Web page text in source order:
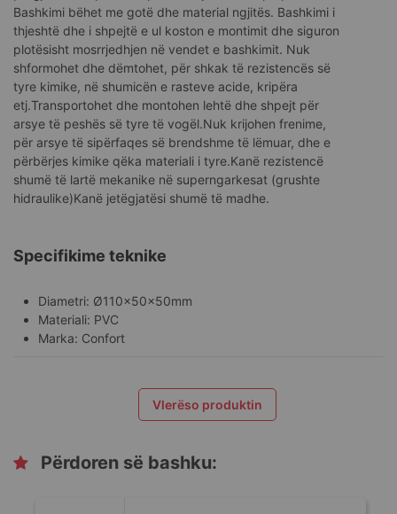
Bashkimi bëhet me gotë dhe material ngjitës. Bashkimi i
thjeshtë dhe i shpejtë e ul koston e montimit dhe siguron
plotësisht mosrrjedhjen në vendet e bashkimit. Nuk
shformohet dhe dëmtohet, për shkak të rezistencës së
tyre kimike, në shumicën e rasteve acide, kripëra
etj.Transportohet dhe montohen lehtë dhe shpejt për
arsye të peshës së tyre të vogël.Nuk krijohen frenime,
për arsye të sipërfaqes së brendshme të lëmuar, dhe e
përbërjes kimike qëka materiali i tyre.Kanë rezistencë
shumë të lartë mekanike në superngarkesat (grushte
hidraulike)Kanë jetëgjatësi shumë të madhe.
Specifikime teknike
Diametri: Ø110x50x50mm
Materiali: PVC
Marka: Confort
Vlerëso produktin
Përdoren së bashku: